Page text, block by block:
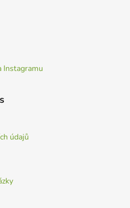
Instagramu
údajů